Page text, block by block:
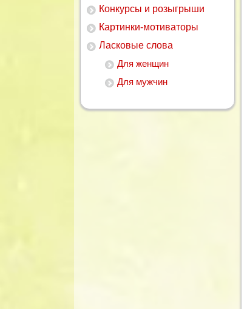
Конкурсы и розыгрыши
Картинки-мотиваторы
Ласковые слова
Для женщин
Для мужчин